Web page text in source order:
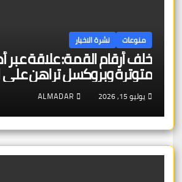
منوعات نشرة الاخبار
خلف أرقام القمة: علاقة
متوترة وبروكسل تراهن على
الجوي المشترك مع لاهاي
يوليو 15, 2026 ALMADAR